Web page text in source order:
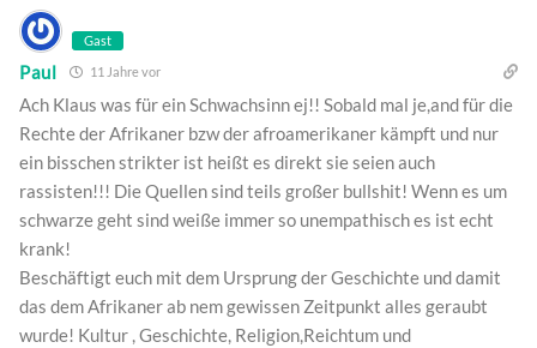
Gast
Paul 11 Jahre vor
Ach Klaus was für ein Schwachsinn ej!! Sobald mal je,and für die
Rechte der Afrikaner bzw der afroamerikaner kämpft und nur
ein bisschen strikter ist heißt es direkt sie seien auch
rassisten!!! Die Quellen sind teils großer bullshit! Wenn es um
schwarze geht sind weiße immer so unempathisch es ist echt
krank!
Beschäftigt euch mit dem Ursprung der Geschichte und damit
das dem Afrikaner ab nem gewissen Zeitpunkt alles geraubt
wurde! Kultur , Geschichte, Religion,Reichtum und